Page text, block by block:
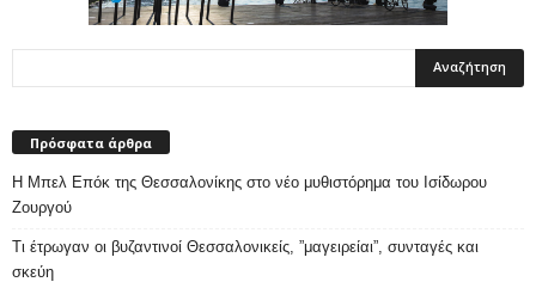
Πρόσφατα άρθρα
Η Μπελ Επόκ της Θεσσαλονίκης στο νέο μυθιστόρημα του Ισίδωρου
Ζουργού
Τι έτρωγαν οι βυζαντινοί Θεσσαλονικείς, ”μαγειρείαι”, συνταγές και
σκεύη